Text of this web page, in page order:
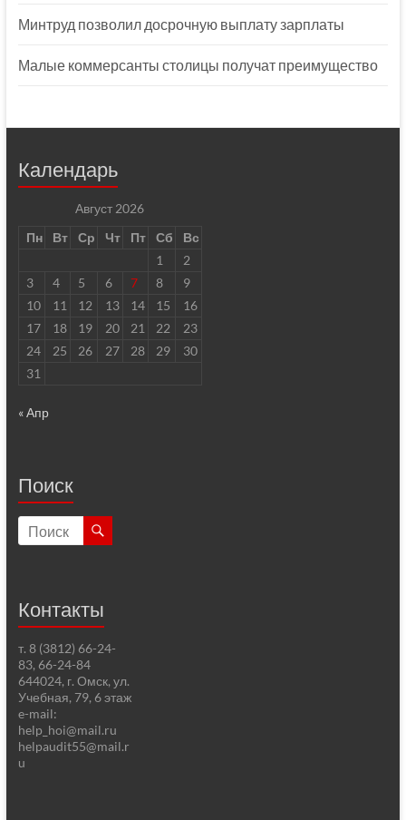
Минтруд позволил досрочную выплату зарплаты
Малые коммерсанты столицы получат преимущество
Календарь
Август 2026
Пн
Вт Ср Чт Пт Сб
Вс
1
2
3
4 5 6 7 8
9
10
11 12 13 14 15
16
17
18 19 20 21 22
23
24
25 26 27 28 29
30
31
« Апр
Поиск
Контакты
т. 8 (3812) 66-24-
83, 66-24-84
644024, г. Омск, ул.
Учебная, 79, 6 этаж
e-mail:
help_hoi@mail.ru
helpaudit55@mail.r
u